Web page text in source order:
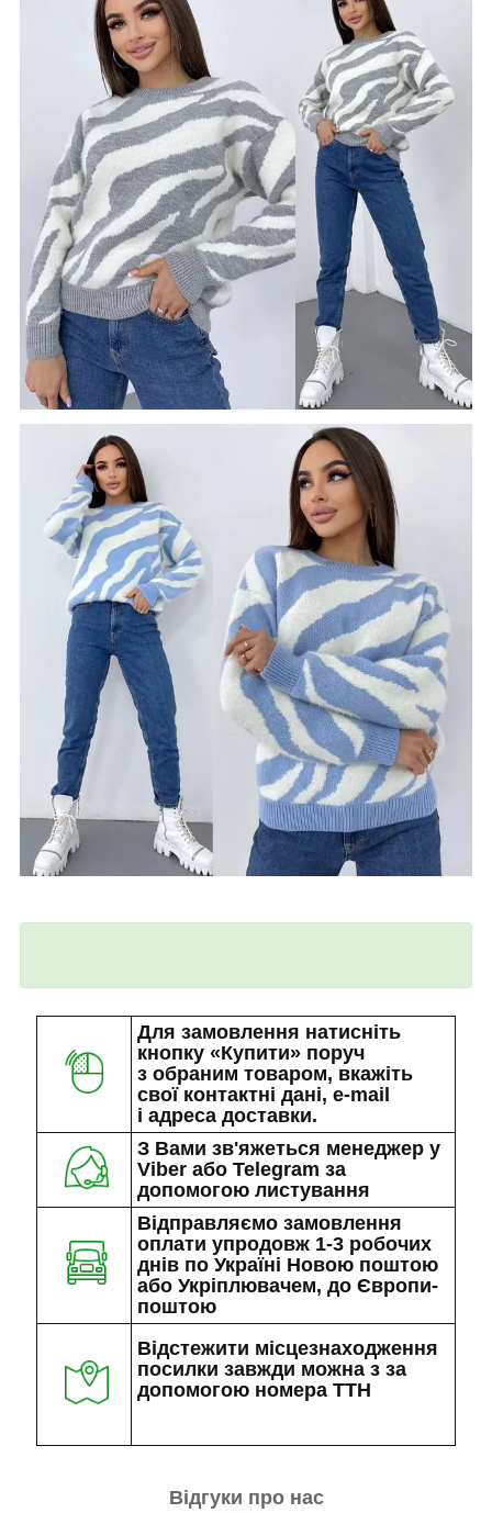
Для замовлення натисніть
кнопку «Купити» поруч
з обраним товаром, вкажіть
свої контактні дані, e-mail
і адреса доставки.
З Вами зв'яжеться менеджер у
Viber або Telegram за
допомогою листування
Відправляємо замовлення
оплати упродовж 1-3 робочих
днів по Україні Новою поштою
або Укріплювачем, до Європи-
поштою
Відстежити місцезнаходження
посилки завжди можна з за
допомогою номера ТТН
Відгуки про нас